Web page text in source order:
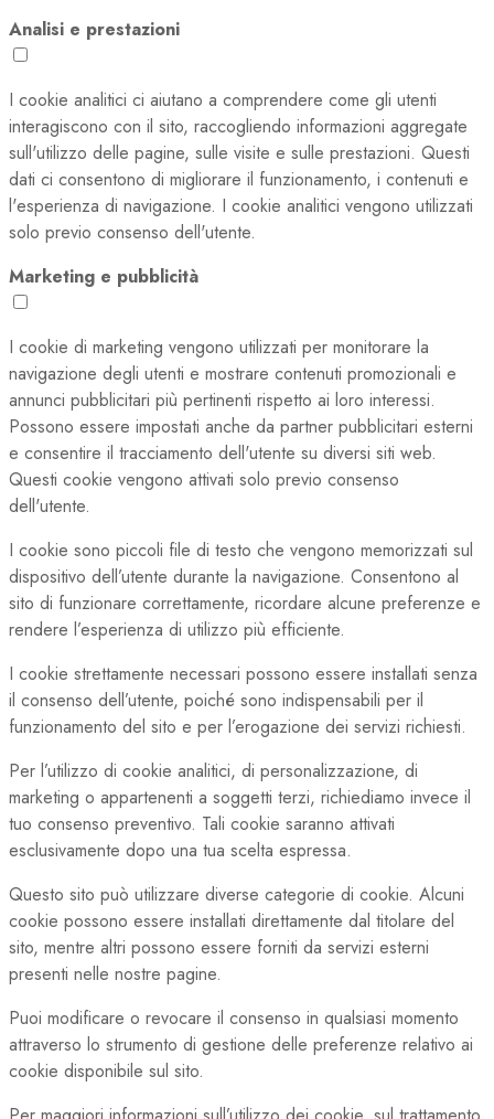
Analisi e prestazioni
I cookie analitici ci aiutano a comprendere come gli utenti
interagiscono con il sito, raccogliendo informazioni aggregate
sull'utilizzo delle pagine, sulle visite e sulle prestazioni. Questi
dati ci consentono di migliorare il funzionamento, i contenuti e
l'esperienza di navigazione. I cookie analitici vengono utilizzati
solo previo consenso dell'utente.
Marketing e pubblicità
I cookie di marketing vengono utilizzati per monitorare la
navigazione degli utenti e mostrare contenuti promozionali e
annunci pubblicitari più pertinenti rispetto ai loro interessi.
Possono essere impostati anche da partner pubblicitari esterni
e consentire il tracciamento dell'utente su diversi siti web.
Questi cookie vengono attivati solo previo consenso
dell'utente.
I cookie sono piccoli file di testo che vengono memorizzati sul
dispositivo dell’utente durante la navigazione. Consentono al
sito di funzionare correttamente, ricordare alcune preferenze e
rendere l’esperienza di utilizzo più efficiente.
I cookie strettamente necessari possono essere installati senza
il consenso dell’utente, poiché sono indispensabili per il
funzionamento del sito e per l’erogazione dei servizi richiesti.
Per l’utilizzo di cookie analitici, di personalizzazione, di
marketing o appartenenti a soggetti terzi, richiediamo invece il
tuo consenso preventivo. Tali cookie saranno attivati
esclusivamente dopo una tua scelta espressa.
Questo sito può utilizzare diverse categorie di cookie. Alcuni
cookie possono essere installati direttamente dal titolare del
sito, mentre altri possono essere forniti da servizi esterni
presenti nelle nostre pagine.
Puoi modificare o revocare il consenso in qualsiasi momento
attraverso lo strumento di gestione delle preferenze relativo ai
cookie disponibile sul sito.